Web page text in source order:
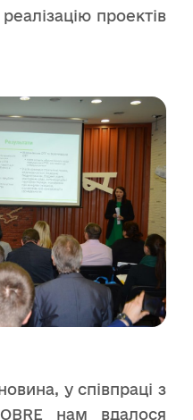
проектів
у співпраці з
нам вдалося